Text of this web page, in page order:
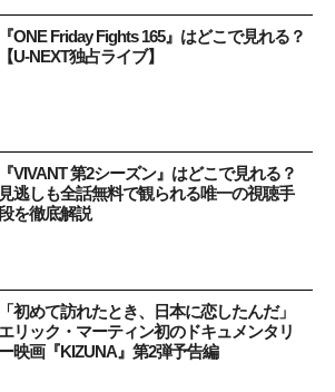
『ONE Friday Fights 165』はどこで見れる？
【U-NEXT独占ライブ】
『VIVANT 第2シーズン』はどこで見れる？
見逃しも全話無料で観られる唯一の視聴手
を徹底解説
「初めて訪れたとき、日本に恋したんだ」
エリック・マーティン初のドキュメンタリ
ー映画『KIZUNA』第2弾予告編